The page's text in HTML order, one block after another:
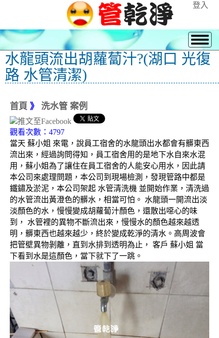
登入
水龍頭流出胡蘿蔔汁?(湖口 光復
路 水管清潔)
首頁 》 洗水管 案例
觀看次數：4797
當天 蘇小姐 來電，說員工宿舍的水龍頭出水都會有髒東西
流出來，經過詢問得知，員工宿舍用的是地下水自來水混
用，蘇小姐為了讓住在員工宿舍的人能安心用水，因此請
本公司來處理問題，本公司到現場檢測，發現管路中都是
鐵鏽及淤泥，本公司架起 水管清洗機 並開始作業，清洗過
的水管流出黃澄色的髒水，相當可怕。 水龍頭一開流出淡
淡顏色的水，慢慢變成胡蘿蔔汁顏色，還散出噁心的味
到， 水管裡的異物不斷流出來，慢慢水的顏色越來越透
明，髒東西也越來越少，終於變成乾淨的清水。高周波會
把管壁異物剝離，直到水排到透明為止， 客戶 蘇小姐 當
下看到水是這顏色，當下就下了一跳。